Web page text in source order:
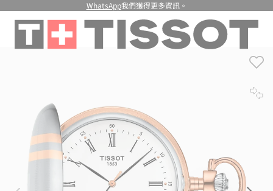
WhatsApp我們獲得更多資訊。